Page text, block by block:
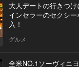
大人デートの行きつ
インセラーのセクシ
入！
グルメ
全米NO.1ソーヴィニ